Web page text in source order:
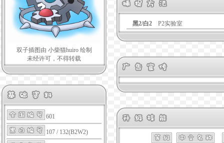
双子插图由 小柴猫huiro 绘制
未经许可，不得转载
601
107 / 132(B2W2)
黑2/白2 P2实验室